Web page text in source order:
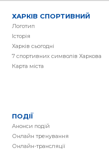
ХАРКІВ СПОРТИВНИЙ
Логотип
Історія
Харків сьогодні
7 спортивних символів Харкова
Карта міста
ПОДІЇ
Анонси подій
Онлайн тренування
Онлайн-трансляції